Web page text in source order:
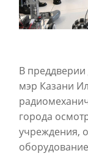
В преддверии
мэр Казани
города
учреждения,